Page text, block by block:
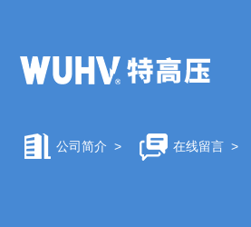
公司简介 > 在线留言>